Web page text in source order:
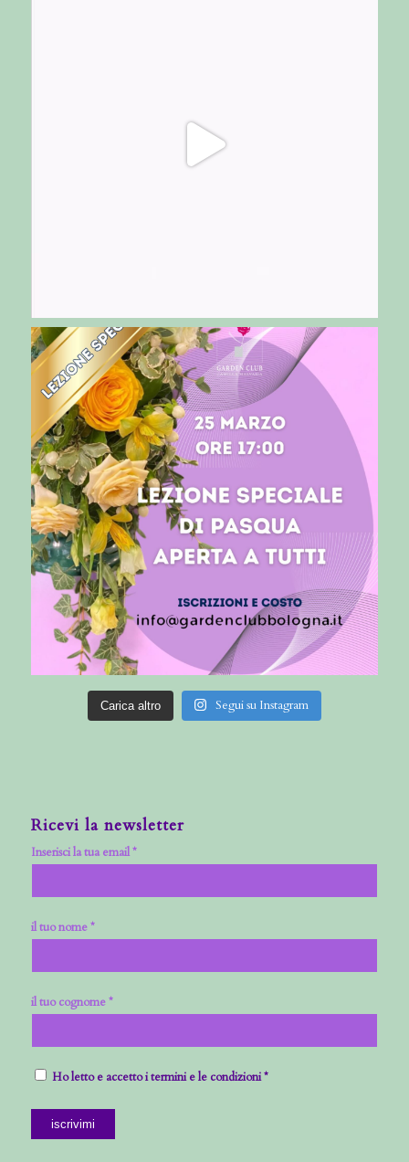
Carica altro Segui su Instagram
Ricevi la newsletter
Inserisci la tua email *
il tuo nome *
il tuo cognome *
Ho letto e accetto i termini e le condizioni *